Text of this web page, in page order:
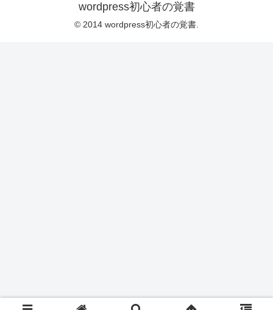
wordpress初心者の覚書
© 2014 wordpress初心者の覚書.